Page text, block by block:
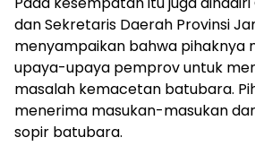
dan Sekretaris Daerah Provinsi
menyampaikan bahwa pihaknya
upaya-upaya pemprov untuk
masalah kemacetan batubara.
menerima masukan-masukan
sopir batubara.